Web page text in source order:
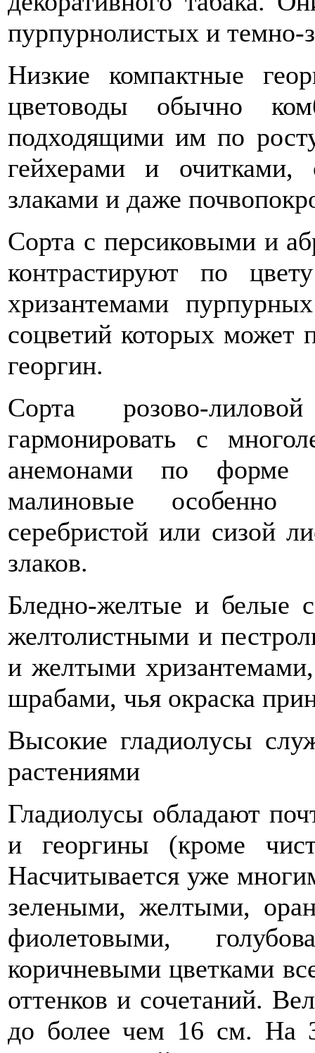
пурпурнолистых и темно-
Низкие компактные
цветоводы обычно
подходящими им по
гейхерами и очитками,
злаками и даже
Сорта с персиковыми и
контрастируют по
хризантемами
соцветий которых может
георгин.
Сорта розово-
гармонировать с
анемонами по форме
малиновые особенно
серебристой или сизой
злаков.
Бледно-желтые и белые
желтолистными и
и желтыми
шрабами, чья окраска
Высокие гладиолусы
растениями
Гладиолусы обладают
и георгины (кроме
Насчитывается уже
зелеными, желтыми,
фиолетовыми,
коричневыми цветками
оттенков и сочетаний.
до более чем 16 см. На